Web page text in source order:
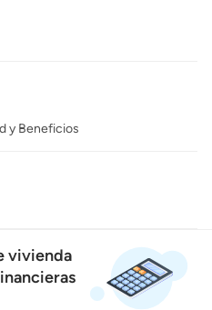
y Beneficios
vivienda